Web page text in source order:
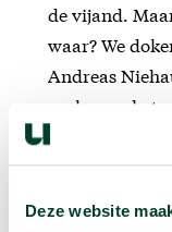
Deze website
de vijand.
waar? We
Andreas
zoek naar het